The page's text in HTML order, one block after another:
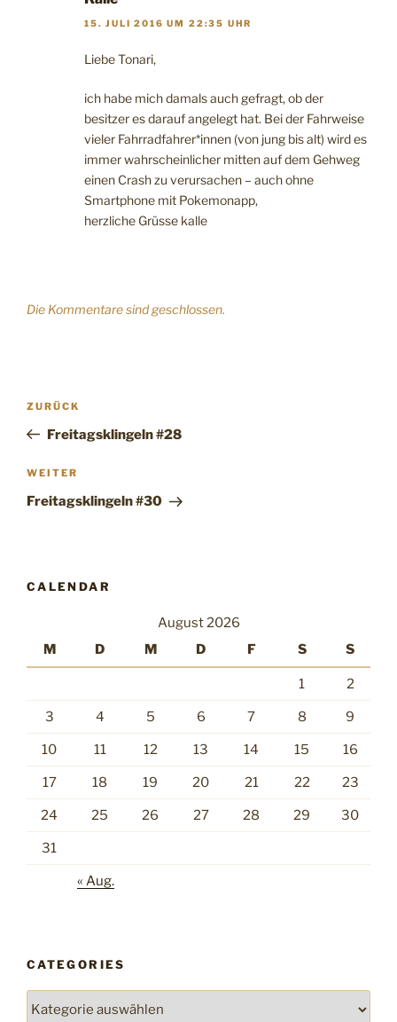
15. JULI 2016 UM 22:35 UHR
Liebe Tonari,
ich habe mich damals auch gefragt, ob der
besitzer es darauf angelegt hat. Bei der Fahrweise
vieler Fahrradfahrer*innen (von jung bis alt) wird es
immer wahrscheinlicher mitten auf dem Gehweg
einen Crash zu verursachen – auch ohne
Smartphone mit Pokemonapp,
herzliche Grüsse kalle
Die Kommentare sind geschlossen.
Beitragsnavigation
Vorheriger
Beitrag
ZURÜCK
Freitagsklingeln #28
Nächster
Beitrag
WEITER
Freitagsklingeln #30
CALENDAR
August 2026
M
D M D F S S
1 2
3 4 5 6 7 8 9
10 11 12 13 14 15 16
17 18 19 20 21 22 23
24 25 26 27 28 29 30
31
« Aug.
CATEGORIES